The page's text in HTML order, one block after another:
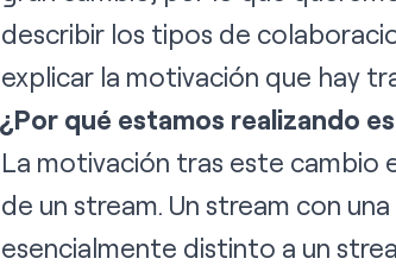
describir los tipos de
explicar la motivación que hay
¿Por qué estamos realizando
La motivación tras este cambio
de un stream. Un stream con
esencialmente distinto a un